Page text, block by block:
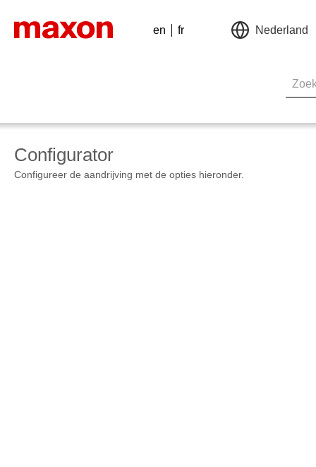
en fr Nederland
Configurator
Configureer de aandrijving met de opties hieronder.